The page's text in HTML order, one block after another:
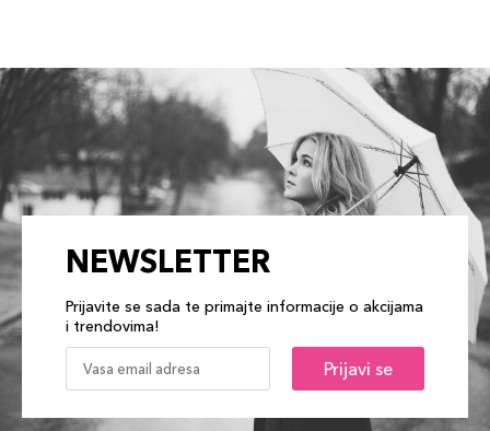
NEWSLETTER
Prijavite se sada te primajte informacije o akcijama
i trendovima!
Prijavi se